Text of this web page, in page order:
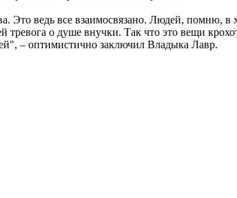
Это ведь все взаимосвязано. Людей, помню,
тревога о душе внучки. Так что это вещи
– оптимистично заключил Владыка Лавр.